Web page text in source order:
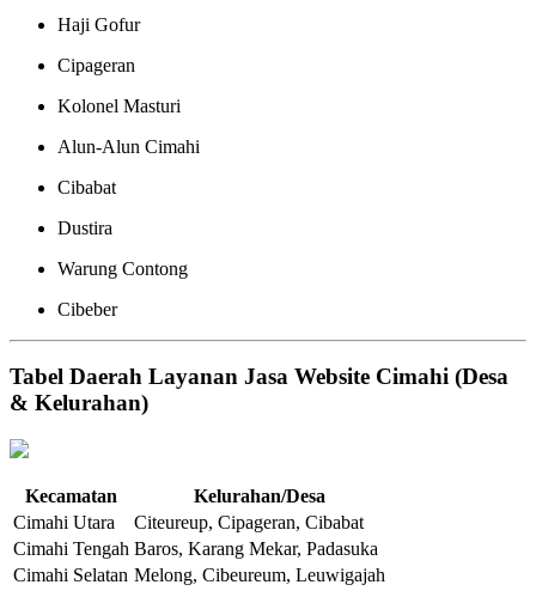
Haji Gofur
Cipageran
Kolonel Masturi
Alun-Alun Cimahi
Cibabat
Dustira
Warung Contong
Cibeber
Tabel Daerah Layanan Jasa Website Cimahi (Desa
& Kelurahan)
Kecamatan
Kelurahan/Desa
Cimahi Utara
Citeureup, Cipageran, Cibabat
Cimahi Tengah Baros, Karang Mekar, Padasuka
Cimahi Selatan Melong, Cibeureum, Leuwigajah